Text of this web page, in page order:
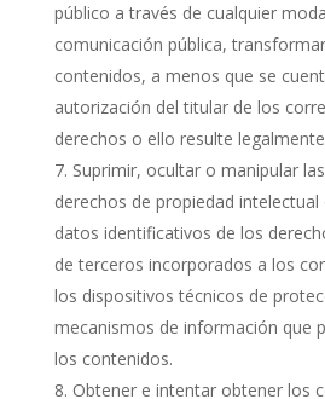
público a través de cualquier
comunicación pública,
contenidos, a menos que se
autorización del titular de los
derechos o ello resulte
Suprimir, ocultar o manipular
derechos de propiedad
datos identificativos de los
de terceros incorporados a los
los dispositivos técnicos de
mecanismos de información que
los contenidos.
Obtener e intentar obtener los